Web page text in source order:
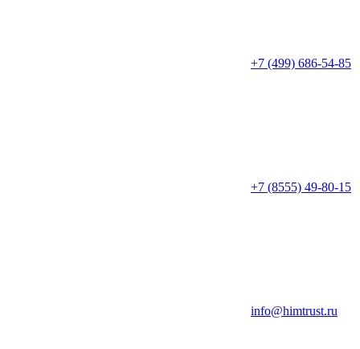
+7 (499) 686-54-85
+7 (8555) 49-80-15
info@himtrust.ru